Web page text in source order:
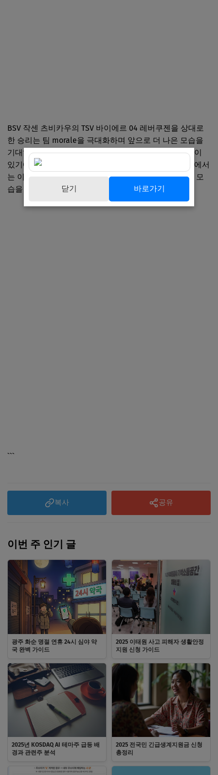
BSV 작센 츠비카우의 TSV 바이에르 04 레버쿠젠을 상대로
한 승리는 팀 morale을 극대화하며 앞으로 더 나은 모습을
기대하게 합니다. 스포츠는 언제나 예측할 수 없는 매력이
있기에, 지금의 부활이 지속되기를 바랍니다. 다음 단계에서
는 이번 성과를 발판으로 활용하여 한 단계 더 도약하는 모
습을 보여주기를 기대합니다.
```
복사 공유
이번 주 인기 글
광주 화순 명절 연휴 24시 심야 약
국 완벽 가이드
2025 이태원 사고 피해자 생활안정
지원 신청 가이드
2025년 KOSDAQ AI 테마주 급등 배
경과 관련주 분석
2025 전국민 긴급생계지원금 신청
총정리
닫기 바로가기